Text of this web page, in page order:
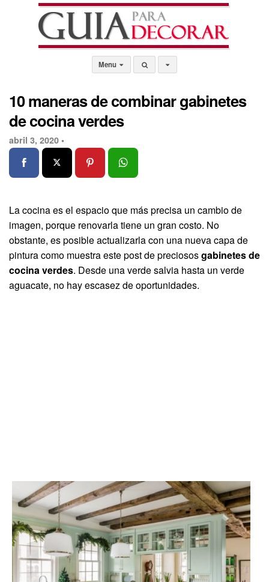
Menu
10 maneras de combinar gabinetes
de cocina verdes
abril 3, 2020 •
La cocina es el espacio que más precisa un cambio de
imagen, porque renovarla tiene un gran costo. No
obstante, es posible actualizarla con una nueva capa de
pintura como muestra este post de preciososgabinetes de
cocina verdes. Desde una verde salvia hasta un verde
aguacate, no hay escasez de oportunidades.